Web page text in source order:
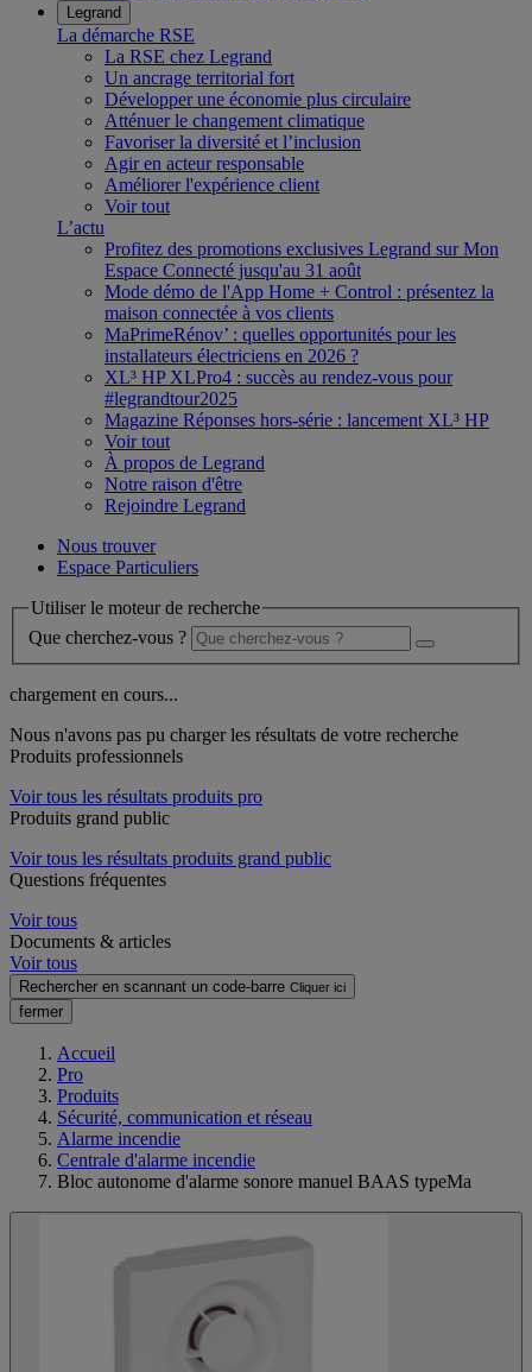
Legrand
La démarche RSE
La RSE chez Legrand
Un ancrage territorial fort
Développer une économie plus circulaire
Atténuer le changement climatique
Favoriser la diversité et l’inclusion
Agir en acteur responsable
Améliorer l'expérience client
Voir tout
L’actu
Profitez des promotions exclusives Legrand sur Mon
Espace Connecté jusqu'au 31 août
Mode démo de l'App Home + Control : présentez la
maison connectée à vos clients
MaPrimeRénov’ : quelles opportunités pour les
installateurs électriciens en 2026 ?
XL³ HP XLPro4 : succès au rendez-vous pour
#legrandtour2025
Magazine Réponses hors-série : lancement XL³ HP
Voir tout
À propos de Legrand
Notre raison d'être
Rejoindre Legrand
Nous trouver
Espace Particuliers
Utiliser le moteur de recherche
Que cherchez-vous ?
chargement en cours...
Nous n'avons pas pu charger les résultats de votre recherche
Produits professionnels
Voir tous les résultats produits pro
Produits grand public
Voir tous les résultats produits grand public
Questions fréquentes
Voir tous
Documents & articles
Voir tous
Rechercher en scannant un code-barre Cliquer ici
fermer
Accueil
Pro
Produits
Sécurité, communication et réseau
Alarme incendie
Centrale d'alarme incendie
Bloc autonome d'alarme sonore manuel BAAS typeMa